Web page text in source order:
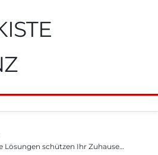
Lösungen schützen Ihr Zuhause…